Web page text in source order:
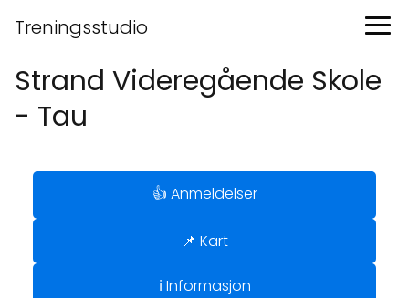
Treningsstudio
Strand Videregående Skole
- Tau
👍 Anmeldelser
📌 Kart
ℹ️ Informasjon